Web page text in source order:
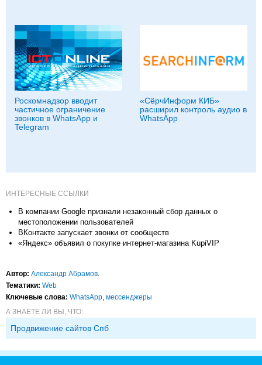
Роскомнадзор вводит
частичное ограничение
звонков в WhatsApp и
Telegram
«СёрчИнформ КИБ»
расширил контроль аудио в
WhatsApp
ИНТЕРЕСНЫЕ ССЫЛКИ
В компании Google признали незаконный сбор данных о
местоположении пользователей
ВКонтакте запускает звонки от сообществ
«Яндекс» объявил о покупке интернет-магазина KupiVIP
Автор: Александр Абрамов
Тематики: Web
Ключевые слова: WhatsApp мессенджеры
А ЗНАЕТЕ ЛИ ВЫ, ЧТО:
Продвижение сайтов Спб